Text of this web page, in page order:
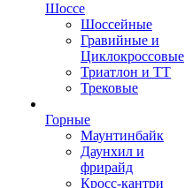
Шоссе
Шоссейные
Гравийные и
Циклокроссовые
Триатлон и ТТ
Трековые
Горные
Маунтинбайк
Даунхил и
фрирайд
Кросс-кантри